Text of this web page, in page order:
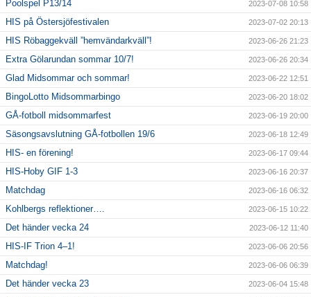
Poolspel P13/14 2023-07-08 10:58
HIS på Östersjöfestivalen 2023-07-02 20:13
HIS Röbaggekväll ”hemvändarkväll”! 2023-06-26 21:23
Extra Gölarundan sommar 10/7! 2023-06-26 20:34
Glad Midsommar och sommar! 2023-06-22 12:51
BingoLotto Midsommarbingo 2023-06-20 18:02
GÅ-fotboll midsommarfest 2023-06-19 20:00
Säsongsavslutning GÅ-fotbollen 19/6 2023-06-18 12:49
HIS- en förening! 2023-06-17 09:44
HIS-Hoby GIF 1-3 2023-06-16 20:37
Matchdag 2023-06-16 06:32
Kohlbergs reflektioner…. 2023-06-15 10:22
Det händer vecka 24 2023-06-12 11:40
HIS-IF Trion 4–1! 2023-06-06 20:56
Matchdag! 2023-06-06 06:39
Det händer vecka 23 2023-06-04 15:48